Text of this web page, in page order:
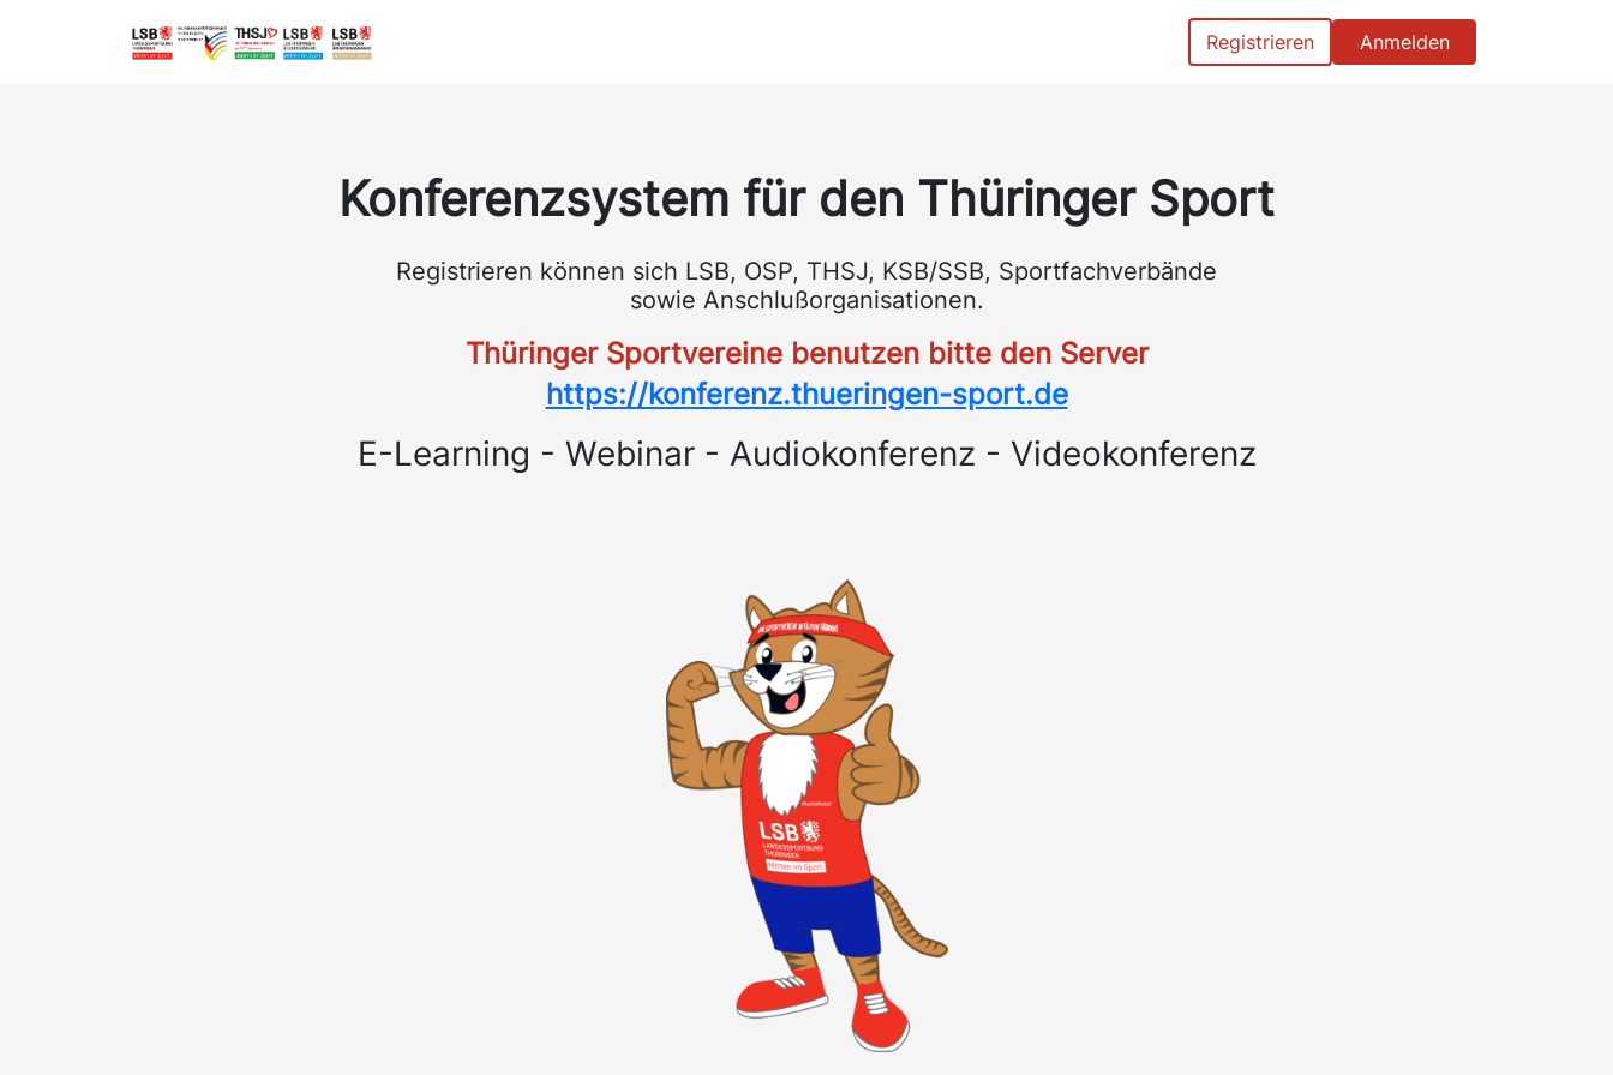
Registrieren Anmelden
Konferenzsystem für den Thüringer Sport
Registrieren können sich LSB, OSP, THSJ, KSB/SSB, Sportfachverbände
sowie Anschlußorganisationen.
Thüringer Sportvereine benutzen bitte den Server
https://konferenz.thueringen-sport.de
E-Learning - Webinar - Audiokonferenz - Videokonferenz